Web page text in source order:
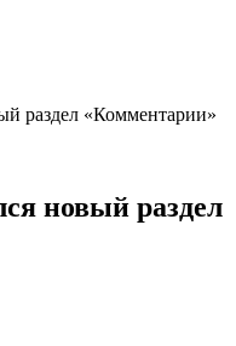
раздел «Комментарии»
новый раздел